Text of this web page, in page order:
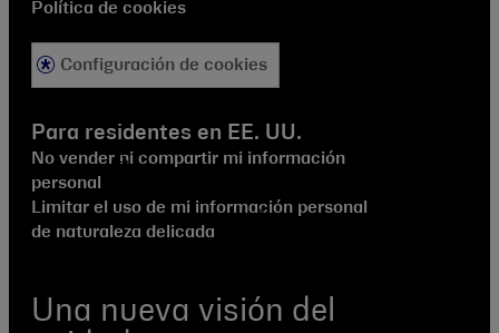
Una nueva visión del
Política de cookies
Configuración de cookies
Para residentes en EE. UU.
No vender ni compartir mi información
personal
Limitar el uso de mi información personal
de naturaleza delicada